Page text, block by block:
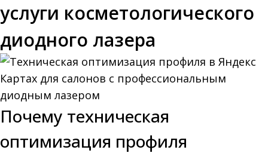
услуги косметологического
диодного лазера
Почему техническая
оптимизация профиля